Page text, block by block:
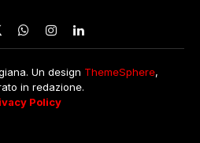
WhatsApp
Instagram
LinkedIn
Un design ThemeSphere,
in redazione.
Policy